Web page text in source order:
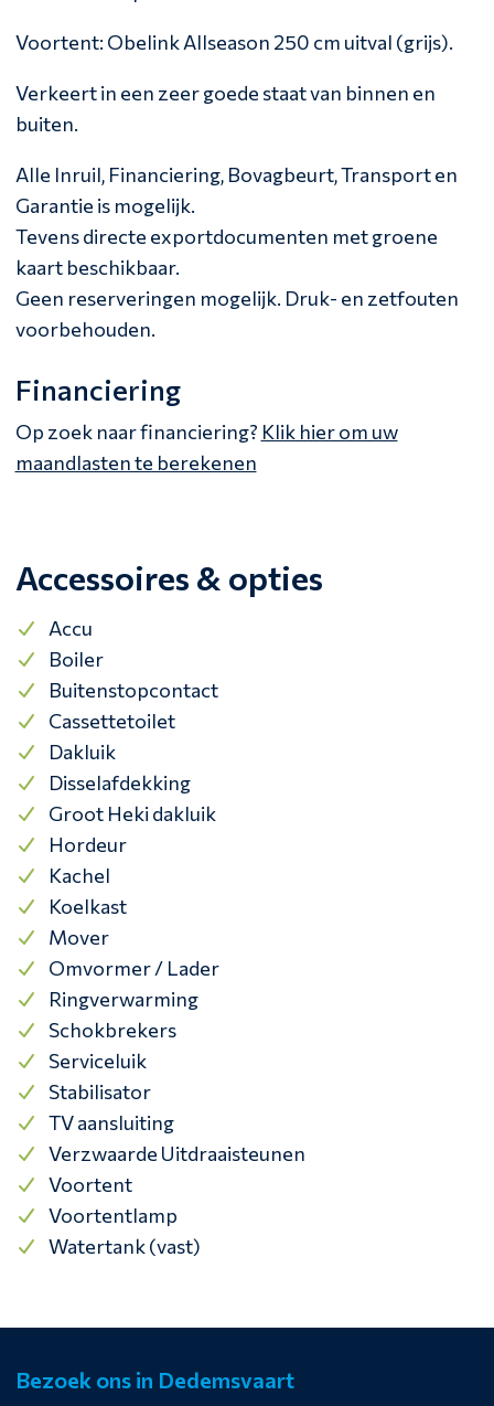
Voortent: Obelink Allseason 250 cm uitval (grijs).
Verkeert in een zeer goede staat van binnen en
buiten.
Alle Inruil, Financiering, Bovagbeurt, Transport en
Garantie is mogelijk.
Tevens directe exportdocumenten met groene
kaart beschikbaar.
Geen reserveringen mogelijk. Druk- en zetfouten
voorbehouden.
Financiering
Op zoek naar financiering? Klik hier om uw
maandlasten te berekenen
Accessoires & opties
Accu
Boiler
Buitenstopcontact
Cassettetoilet
Dakluik
Disselafdekking
Groot Heki dakluik
Hordeur
Kachel
Koelkast
Mover
Omvormer / Lader
Ringverwarming
Schokbrekers
Serviceluik
Stabilisator
TV aansluiting
Verzwaarde Uitdraaisteunen
Voortent
Voortentlamp
Watertank (vast)
Bezoek ons in Dedemsvaart